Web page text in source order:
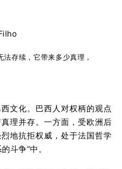
法存续，它带来多少真理，
文化。巴西人对权柄的观点
理并存。一方面，受欧洲后
地抗拒权威，处于法国哲学
斗争”中。